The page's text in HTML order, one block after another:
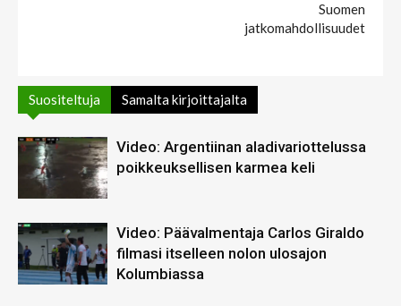
Suomen
jatkomahdollisuudet
Suositeltuja Samalta kirjoittajalta
Video: Argentiinan aladivariottelussa
poikkeuksellisen karmea keli
Video: Päävalmentaja Carlos Giraldo
filmasi itselleen nolon ulosajon
Kolumbiassa